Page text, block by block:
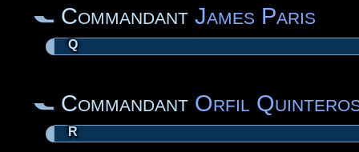
Commandant James Paris
Q
Commandant Orfil
R